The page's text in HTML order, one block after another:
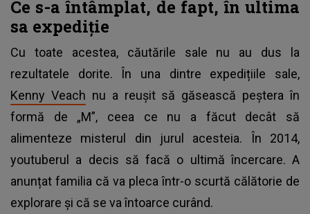
Ce s-a întâmplat, de fapt, în ultima
sa expediție
Cu toate acestea, căutările sale nu au dus la
rezultatele dorite. În una dintre expedițiile sale,
Kenny Veach nu a reușit să găsească peștera în
formă de „M”, ceea ce nu a făcut decât să
alimenteze misterul din jurul acesteia. În 2014,
youtuberul a decis să facă o ultimă încercare. A
anunțat familia că va pleca într-o scurtă călătorie de
explorare și că se va întoarce curând.